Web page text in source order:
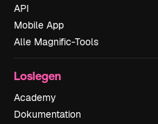
API
Mobile App
Alle Magnific-Tools
Loslegen
Academy
Dokumentation